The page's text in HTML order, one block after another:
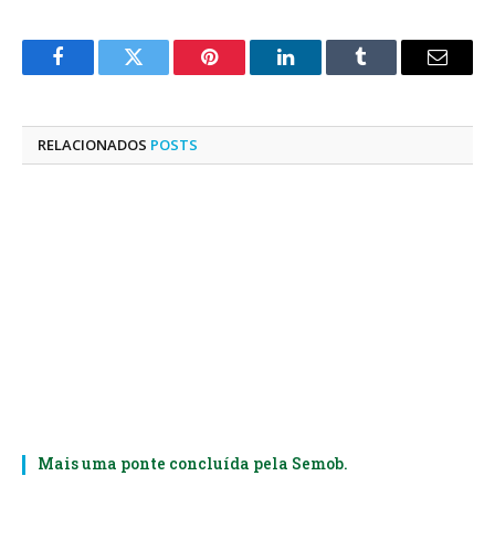
FacebookTwitter Pinterest LinkedInTumblr
E-
RELACIONADOS POSTS
Mais uma ponte concluída pela Semob.